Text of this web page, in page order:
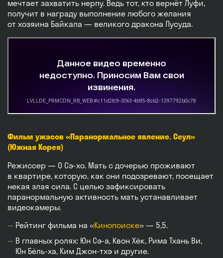
мечтает захватить нерпу. Ведь тот, кто вернёт Луфи,
получит в награду выполнение любого желания
от хозяина Байкала — великого дракона Лусуда.
Фильм ужасов «Паранормальное явление. Сеул»
(Южная Корея)
Режиссер — О Сэ-хо. Мать с дочерью проживают
в квартире, которую, как они подозревают, посещает
некая злая сила. С целью зафиксировать
паранормальную активность мать устанавливает
видеокамеры.
Рейтинг фильма на «Кинопоиске» — 5,5.
В главных ролях: Юн Сэ-а, Квон Хёк, Рима Тхань Ви,
Юн Бёль-ха, Ким Джон-тхэ и другие.